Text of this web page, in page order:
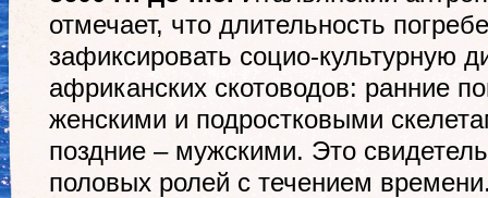
отмечает, что длительность
зафиксировать социо-культурную
африканских скотоводов: ранние
женскими и подростковыми
поздние – мужскими. Это
половых ролей с течением